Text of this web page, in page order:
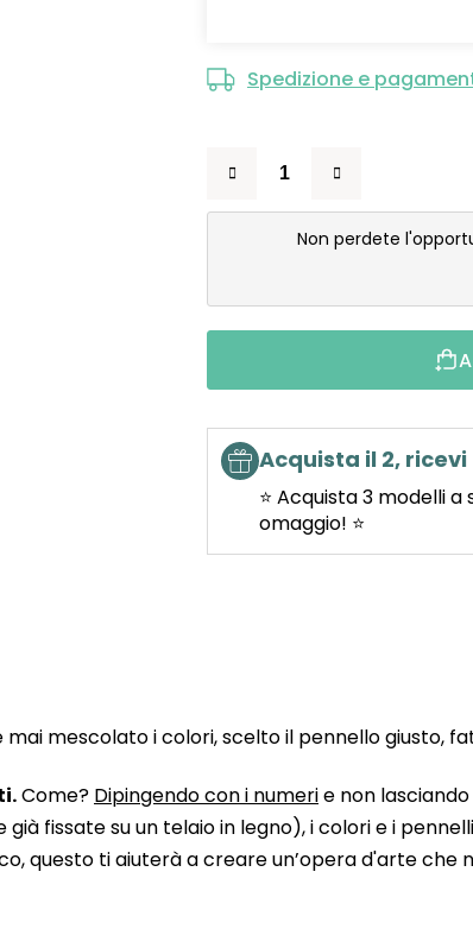
Spedizione e
Non perdete
Acquista il 2, ricevi
⭐ Acquista 3 modelli
omaggio! ⭐
mescolato i colori, scelto il pennello giusto,
Come? Dipingendo con i numerie non
fissate su un telaio in legno), i colori e i
questo ti aiuterà a creare un’opera d'arte che